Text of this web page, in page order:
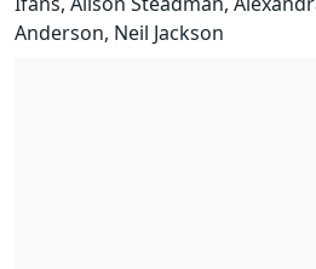
Anderson, Neil Jackson